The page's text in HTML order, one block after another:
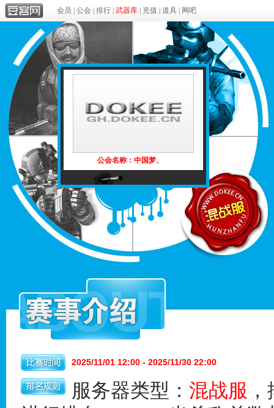
会员 公会| 排行| 武器库| 充值 道具| 网吧
公会名称：中国梦、
2025/11/01 12:00 - 2025/11/30 22:00
服务器类型： 混战服